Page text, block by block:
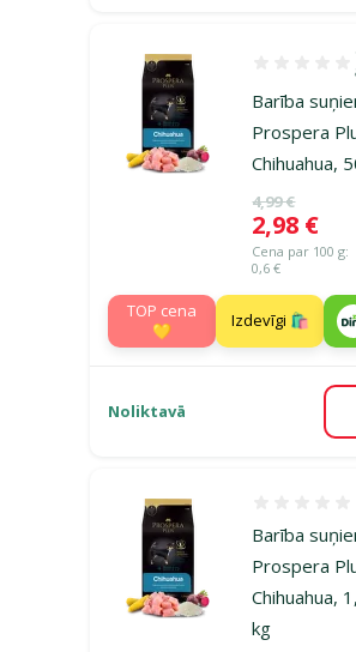
Barība
Prospera
Chihuahua,
Oriģinālā
4,99 €
Cena
2,98 €
Cena par 100 g:
0,6 €
TOP cena
💛
Izdevīgi 🛍️
Noliktavā
Barība
Prospera
Chihuahua,
kg